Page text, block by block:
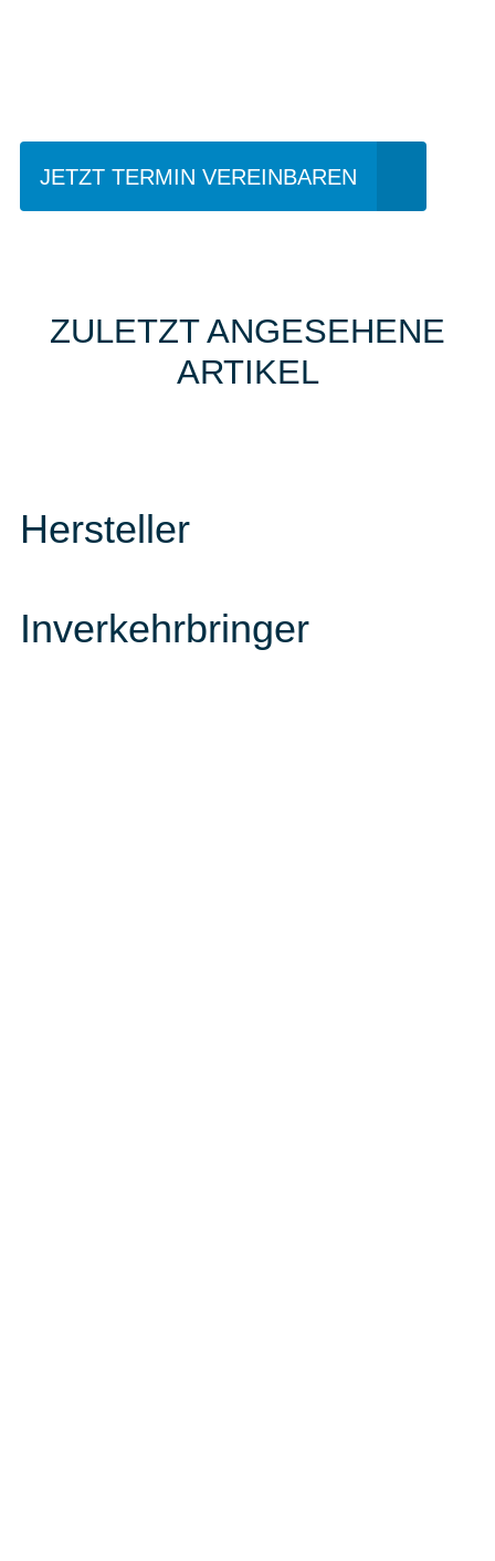
JETZT TERMIN VEREINBAREN
ZULETZT ANGESEHENE
ARTIKEL
Hersteller
Inverkehrbringer